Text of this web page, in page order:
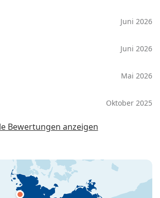
Juni 2026
Juni 2026
Mai 2026
Oktober 2025
Bewertungen anzeigen